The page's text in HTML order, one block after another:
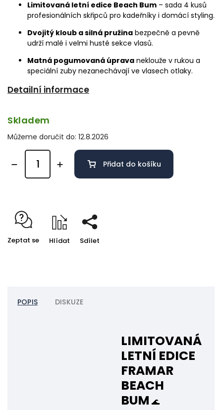
Limitovaná letní edice Beach Bum – sada 4 kusů
profesionálních skřipců pro kadeřníky i domácí styling.
Dvojitý kloub a silná pružina bezpečně a pevně
udrží malé i velmi husté sekce vlasů.
Matná pogumovaná úprava neklouže v rukou a
speciální zuby nezanechávají ve vlasech otlaky.
Detailní informace
Skladem
Můžeme doručit do: 12.8.2026
Přidat do košíku
Zeptat se Hlídat Sdílet
POPIS DISKUZE
LIMITOVANÁ
LETNÍ EDICE
FRAMAR
BEACH
BUM 🌊